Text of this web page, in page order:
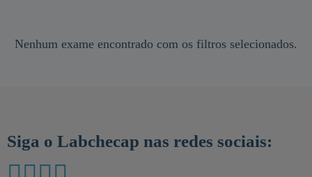
Nenhum exame encontrado com os filtros selecionados.
Siga o Labchecap nas redes sociais: